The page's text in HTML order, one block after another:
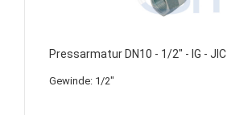
Pressarmatur DN10 - 1/2" - IG - JIC
Gewinde: 1/2"